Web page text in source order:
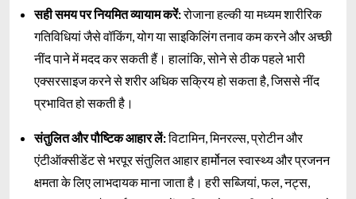
सही समय पर नियमित व्यायाम करें:रोजाना हल्की या मध्यम शारीरिक
गतिविधियां जैसे वॉकिंग, योग या साइकिलिंग तनाव कम करने और अच्छी
नींद पाने में मदद कर सकती हैं। हालांकि, सोने से ठीक पहले भारी
एक्सरसाइज करने से शरीर अधिक सक्रिय हो सकता है, जिससे नींद
प्रभावित हो सकती है।
संतुलित और पौष्टिक आहार लें:विटामिन, मिनरल्स, प्रोटीन और
एंटीऑक्सीडेंट से भरपूर संतुलित आहार हार्मोनल स्वास्थ्य और प्रजनन
क्षमता के लिए लाभदायक माना जाता है। हरी सब्जियां, फल, नट्स,